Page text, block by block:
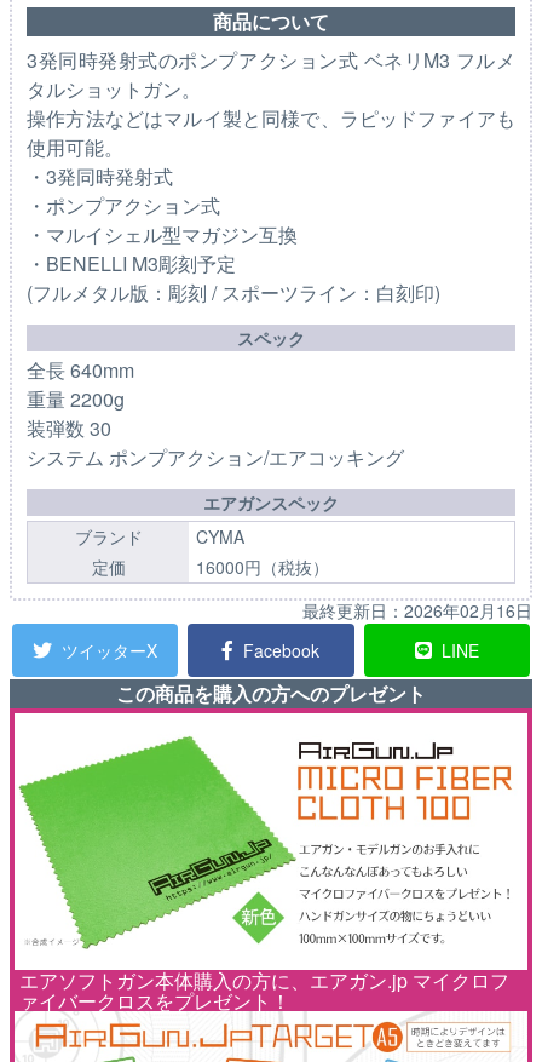
商品について
3発同時発射式のポンプアクション式 ベネリM3 フルメ
タルショットガン。
操作方法などはマルイ製と同様で、ラピッドファイアも
使用可能。
・3発同時発射式
・ポンプアクション式
・マルイシェル型マガジン互換
・BENELLI M3彫刻予定
(フルメタル版：彫刻 / スポーツライン：白刻印)
スペック
全長 640mm
重量 2200g
装弾数 30
システム ポンプアクション/エアコッキング
エアガンスペック
ブランド
CYMA
定価
16000円（税抜）
最終更新日： 2026年02月16日
ツイッターX
Facebook LINE
この商品を購入の方へのプレゼント
エアソフトガン本体購入の方に、エアガン.jp マイクロフ
ァイバークロスをプレゼント！